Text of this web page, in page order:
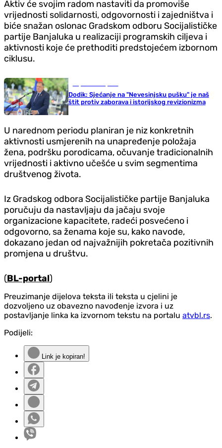
Aktiv će svojim radom nastaviti da promoviše
vrijednosti solidarnosti, odgovornosti i zajedništva i
biće snažan oslonac Gradskom odboru Socijalističke
partije Banjaluka u realizaciji programskih ciljeva i
aktivnosti koje će prethoditi predstojećem izbornom
ciklusu.
Dodik: Sjećanje na "Nevesinjsku pušku" je naš
štit protiv zaborava i istorijskog revizionizma
U narednom periodu planiran je niz konkretnih
aktivnosti usmjerenih na unapređenje položaja
žena, podršku porodicama, očuvanje tradicionalnih
vrijednosti i aktivno učešće u svim segmentima
društvenog života.
Iz Gradskog odbora Socijalističke partije Banjaluka
poručuju da nastavljaju da jačaju svoje
organizacione kapacitete, radeći posvećeno i
odgovorno, sa ženama koje su, kako navode,
dokazano jedan od najvažnijih pokretača pozitivnih
promjena u društvu.
(BL-portal)
Preuzimanje dijelova teksta ili teksta u cjelini je
dozvoljeno uz obavezno navođenje izvora i uz
postavljanje linka ka izvornom tekstu na portalu atvbl.rs.
Podijeli:
Link je kopiran!